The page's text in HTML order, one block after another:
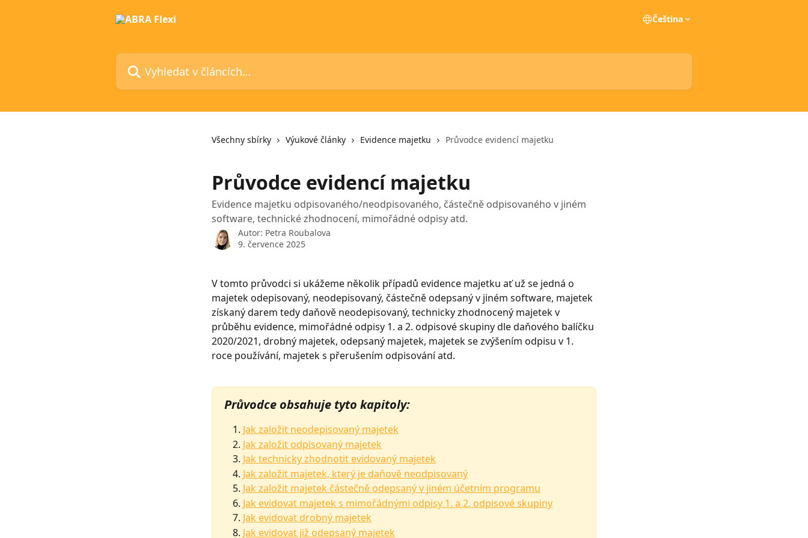
Čeština
Vyhledat v článcích…
Všechny sbírky Výukové články Evidence majetku Průvodce evidencí majetku
Průvodce evidencí majetku
Evidence majetku odpisovaného/neodpisovaného, částečně odpisovaného v jiném
software, technické zhodnocení, mimořádné odpisy atd.
Autor: Petra Roubalova
9. července 2025
V tomto průvodci si ukážeme několik případů evidence majetku ať už se jedná o
majetek odepisovaný, neodepisovaný, částečně odepsaný v jiném software, majetek
získaný darem tedy daňově neodepisovaný, technicky zhodnocený majetek v
průběhu evidence, mimořádné odpisy 1. a 2. odpisové skupiny dle daňového balíčku
2020/2021, drobný majetek, odepsaný majetek, majetek se zvýšením odpisu v 1.
roce používání, majetek s přerušením odpisování atd.
Průvodce obsahuje tyto kapitoly:
Jak založit neodepisovaný majetek
Jak založit odpisovaný majetek
Jak technicky zhodnotit evidovaný majetek
Jak založit majetek, který je daňově neodpisovaný
Jak založit majetek částečně odepsaný v jiném účetním programu
Jak evidovat majetek s mimořádnými odpisy 1. a 2. odpisové skupiny
Jak evidovat drobný majetek
Jak evidovat již odepsaný majetek